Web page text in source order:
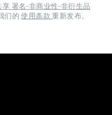
享 署名-非商业性-非衍生品
们的使用条款重新发布。